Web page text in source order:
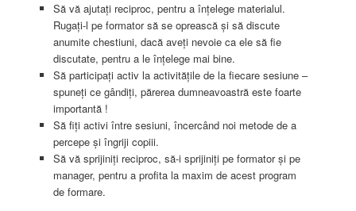
Să vă ajutaţi reciproc, pentru a înţelege materialul.
Rugaţi-l pe formator să se oprească şi să discute
anumite chestiuni, dacă aveţi nevoie ca ele să fie
discutate, pentru a le înţelege mai bine.
Să participaţi activ la activităţile de la fiecare sesiune –
spuneţi ce gândiți, părerea dumneavoastră este foarte
importantă !
Să fiţi activi între sesiuni, încercând noi metode de a
percepe și îngriji copiii.
Să vă sprijiniţi reciproc, să-i sprijiniţi pe formator şi pe
manager, pentru a profita la maxim de acest program
de formare.